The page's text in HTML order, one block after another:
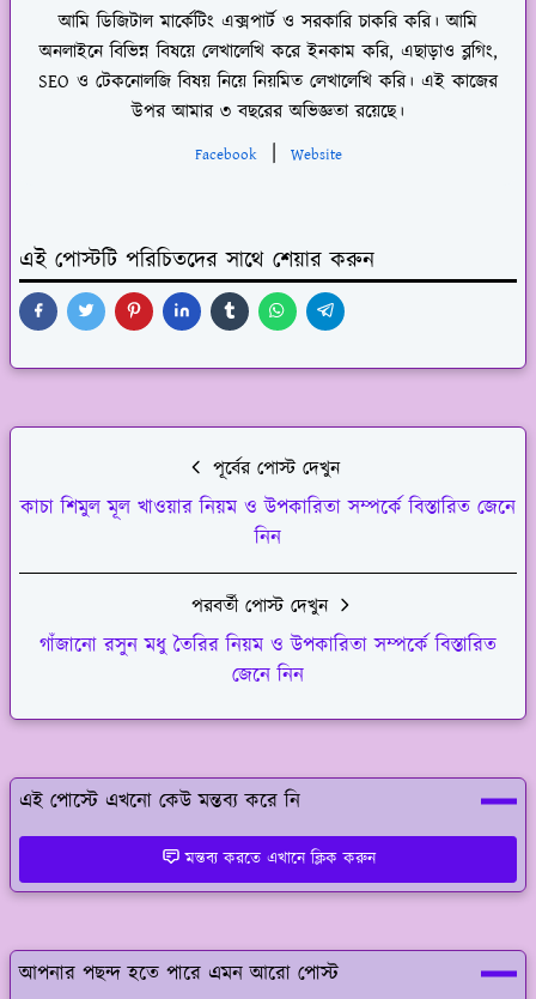
আমি ডিজিটাল মার্কেটিং এক্সপার্ট ও সরকারি চাকরি করি। আমি
অনলাইনে বিভিন্ন বিষয়ে লেখালেখি করে ইনকাম করি, এছাড়াও ব্লগিং,
SEO ও টেকনোলজি বিষয় নিয়ে নিয়মিত লেখালেখি করি। এই কাজের
উপর আমার ৩ বছরের অভিজ্ঞতা রয়েছে।
Facebook | Website
এই পোস্টটি পরিচিতদের সাথে শেয়ার করুন
পূর্বের পোস্ট দেখুন
কাচা শিমুল মূল খাওয়ার নিয়ম ও উপকারিতা সম্পর্কে বিস্তারিত জেনে
নিন
পরবর্তী পোস্ট দেখুন
গাঁজানো রসুন মধু তৈরির নিয়ম ও উপকারিতা সম্পর্কে বিস্তারিত
জেনে নিন
এই পোস্টে এখনো কেউ মন্তব্য করে নি
মন্তব্য করতে এখানে ক্লিক করুন
আপনার পছন্দ হতে পারে এমন আরো পোস্ট